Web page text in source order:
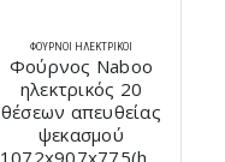
ΦΟΎΡΝΟΙ ΗΛΕΚΤΡΙΚΟΊ
Φούρνος Naboo
ηλεκτρικός 20
θέσεων απευθείας
ψεκασμού